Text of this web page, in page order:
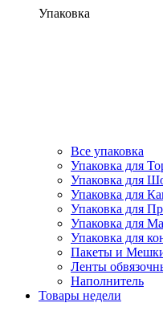
Упаковка
Все упаковка
Упаковка для
Упаковка для
Упаковка для
Упаковка для
Упаковка для
Упаковка для
Пакеты и
Ленты
Наполнитель
Товары недели